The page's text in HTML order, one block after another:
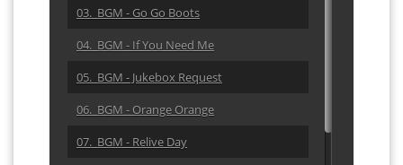
03. BGM - Go Go Boots
04. BGM - If You Need Me
05. BGM - Jukebox Request
06. BGM - Orange Orange
07. BGM - Relive Day